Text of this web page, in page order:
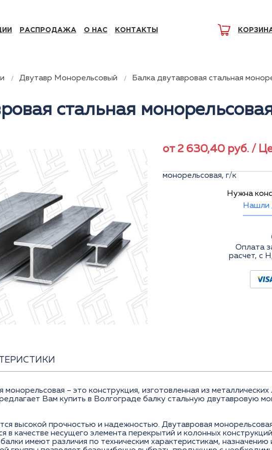
РАСПРОДАЖА О НАС КОНТАКТЫ
Двутавр Монорельсовый Балка двутавровая стальная
стальная
от 2 630,40 руб. /
монорельсовая, г/к
Нужна
Нашли
Оплата
расчет, с
монорельсовая – это конструкция, изготовленная из
Вам купить в Волгограде балку стальную двутавровую
высокой прочностью и надежностью. Двутавровая
в качестве несущего элемента перекрытий и колонных
имеют различия по теxническим xарактеристикам,